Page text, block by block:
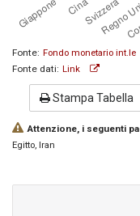
Fonte: Fondo monetario int.le
Fonte dati: Link
Stampa Tabella
Attenzione, i seguenti
Egitto, Iran